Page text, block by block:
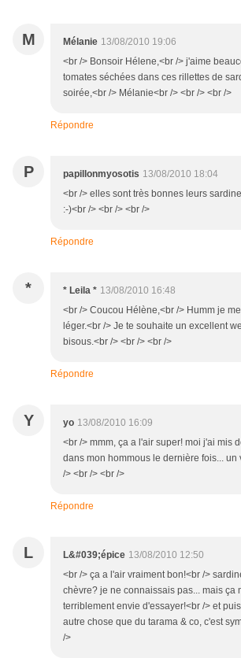
M Mélanie 13/08/2010 19:06
<br /> Bonsoir Hélene,<br /> j'aime
tomates séchées dans ces rillettes de
soirée,<br /> Mélanie<br /> <br /> <br />
Répondre
P papillonmyosotis 13/08/2010 18:04
<br /> elles sont très bonnes leurs
:-)<br /> <br /> <br />
Répondre
* * Leila * 13/08/2010 16:48
<br /> Coucou Hélène,<br /> Humm je
léger.<br /> Je te souhaite un excellent
bisous.<br /> <br /> <br />
Répondre
Y yo 13/08/2010 16:09
<br /> mmm, ça a l'air super! moi j'ai mis
dans mon hommous le dernière fois...
/> <br /> <br />
Répondre
L L&#039;épice 13/08/2010 12:50
<br /> ça a l'air vraiment bon!<br />
chèvre? je ne connaissais pas... mais ça
terriblement envie d'essayer!<br /> et
autre chose que du tarama & co, c'est
/>